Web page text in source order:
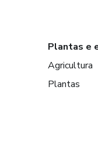
Plantas e
Agricultura
Plantas